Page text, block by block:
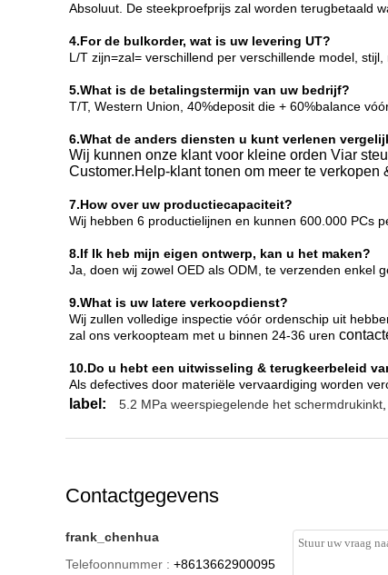
Absoluut. De steekproefprijs zal worden terugbetaald
4.For de bulkorder, wat is uw levering UT?
L/T zijn=zal= verschillend per verschillende model,
5.What is de betalingstermijn van uw bedrijf?
T/T, Western Union, 40%deposit die + 60%balance
6.What de anders diensten u kunt verlenen
Wij kunnen onze klant voor kleine orden Viar
Customer.Help-klant tonen om meer te
7.How over uw productiecapaciteit?
Wij hebben 6 productielijnen en kunnen 600.000 PCs
8.If Ik heb mijn eigen ontwerp, kan u het maken?
Ja, doen wij zowel OED als ODM, te verzenden enkel
9.What is uw latere verkoopdienst?
Wij zullen volledige inspectie vóór ordenschip uit
zal ons verkoopteam met u binnen 24-36 uren
10.Do u hebt een uitwisseling & terugkeerbeleid
Als defectives door materiële vervaardiging worden
label: 5.2 MPa weerspiegelende het schermdrukinkt
Contactgegevens
frank_chenhua
Telefoonnummer : +8613662900095